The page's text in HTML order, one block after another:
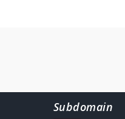
Subdomain